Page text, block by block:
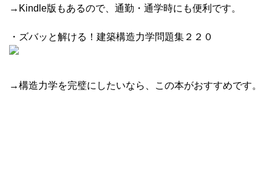
→Kindle版もあるので、通勤・通学時にも便利です。
・ズバッと解ける！建築構造力学問題集２２０
→構造力学を完璧にしたいなら、この本がおすすめです。